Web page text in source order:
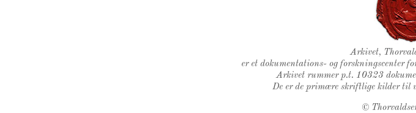
Arkivet,
er et dokumentations- og forskningscenter
Arkivet rummer p.t. 10323
De er de primære skriftlige kilder til
©